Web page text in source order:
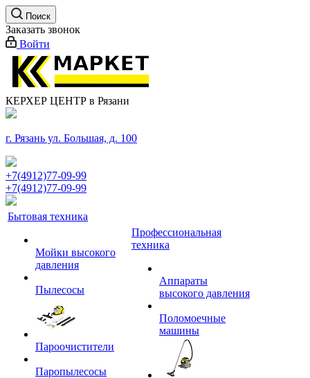
Поиск
Заказать звонок
Войти
КЕРХЕР ЦЕНТР в Рязани
г. Рязань ул. Большая, д. 100
+7(4912)77-09-99
+7(4912)77-09-99
Бытовая техника
Мойки высокого
давления
Пылесосы
Пароочистители
Паропылесосы
Профессиональная
техника
Аппараты
высокого давления
Поломоечные
машины